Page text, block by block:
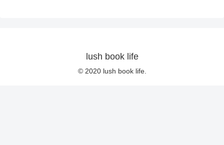
lush book life
© 2020 lush book life.